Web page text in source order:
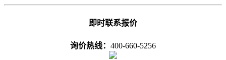
即时联系报价
询价热线： 400-660-5256